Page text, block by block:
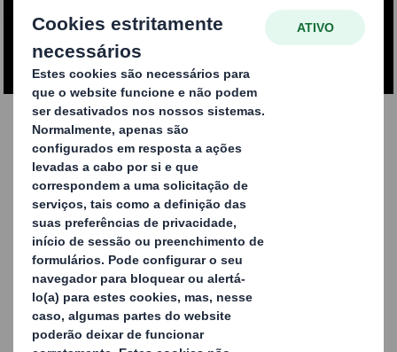
CONTACTE-NOS
Redefinindo a
etiquetagem e a
codificação do
packaging